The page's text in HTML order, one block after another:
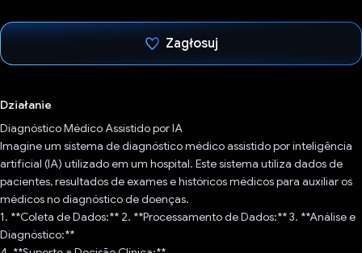
Zagłosuj
Działanie
Diagnóstico Médico Assistido por IA
Imagine um sistema de diagnóstico médico assistido por inteligência
artificial (IA) utilizado em um hospital. Este sistema utiliza dados de
pacientes, resultados de exames e históricos médicos para auxiliar os
médicos no diagnóstico de doenças.
1. **Coleta de Dados:** 2. **Processamento de Dados:** 3. **Análise e
Diagnóstico:**